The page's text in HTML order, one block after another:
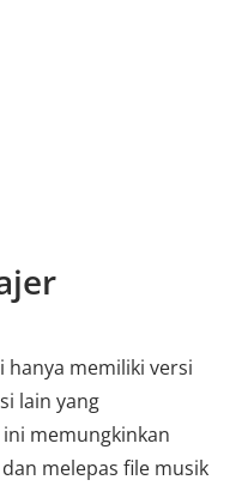
memiliki versi
lain yang
memungkinkan
melepas file musik